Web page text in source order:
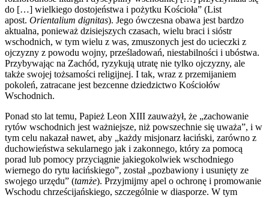
do […] wielkiego dostojeństwa i pożytku Kościoła” (List
apost. Orientalium dignitas). Jego ówczesna obawa jest bardzo
aktualna, ponieważ dzisiejszych czasach, wielu braci i sióstr
wschodnich, w tym wielu z was, zmuszonych jest do ucieczki z
ojczyzny z powodu wojny, prześladowań, niestabilności i ubóstwa.
Przybywając na Zachód, ryzykują utratę nie tylko ojczyzny, ale
także swojej tożsamości religijnej. I tak, wraz z przemijaniem
pokoleń, zatracane jest bezcenne dziedzictwo Kościołów
Wschodnich.
Ponad sto lat temu, Papież Leon XIII zauważył, że „zachowanie
rytów wschodnich jest ważniejsze, niż powszechnie się uważa”, i w
tym celu nakazał nawet, aby „każdy misjonarz łaciński, zarówno z
duchowieństwa sekularnego jak i zakonnego, który za pomocą
porad lub pomocy przyciągnie jakiegokolwiek wschodniego
wiernego do rytu łacińskiego”, został „pozbawiony i usunięty ze
swojego urzędu” (tamże). Przyjmijmy apel o ochronę i promowanie
Wschodu chrześcijańskiego, szczególnie w diasporze. W tym